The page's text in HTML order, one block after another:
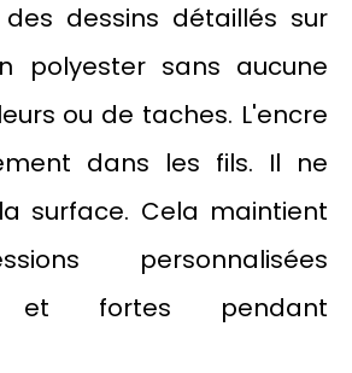
dessins détaillés sur
polyester sans aucune
ou de taches. L'encre
dans les fils. Il ne
surface. Cela maintient
personnalisées
et fortes pendant